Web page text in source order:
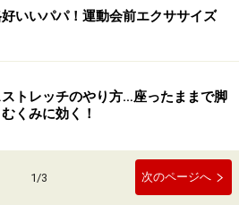
好いいパパ！運動会前エクササイズ
トレッチのやり方…座ったままで脚
くみに効く！
1/3 次のページへ